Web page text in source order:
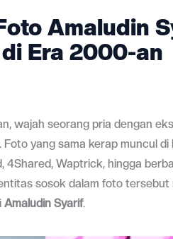
Amaludin
Era 2000-an
wajah seorang pria dengan
yang sama kerap muncul
4Shared, Waptrick, hingga
sosok dalam foto
Amaludin Syarif.